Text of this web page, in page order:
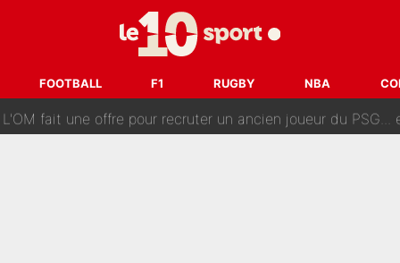
FOOTBALL F1 RUGBY NBA
annonce un premier problème pour Zinedine Zidane en
et va entrer dans une nouvelle dimension :
fait une offre pour recruter un ancien joueur du